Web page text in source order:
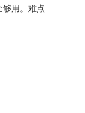
够用。难点